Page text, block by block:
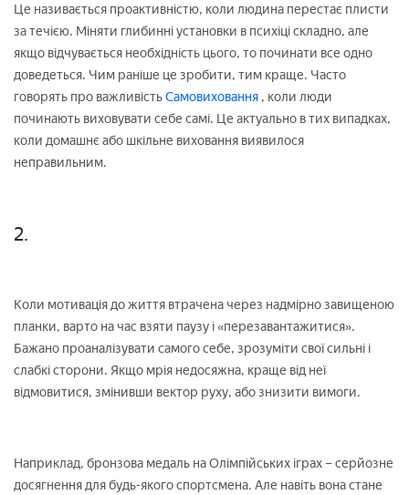
Це називається проактивністю, коли людина перестає плисти
за течією. Міняти глибинні установки в психіці складно, але
якщо відчувається необхідність цього, то починати все одно
доведеться. Чим раніше це зробити, тим краще. Часто
говорять про важливістьСамовиховання , коли люди
починають виховувати себе самі. Це актуально в тих випадках,
коли домашнє або шкільне виховання виявилося
неправильним.
2.
Коли мотивація до життя втрачена через надмірно завищеною
планки, варто на час взяти паузу і «перезавантажитися».
Бажано проаналізувати самого себе, зрозуміти свої сильні і
слабкі сторони. Якщо мрія недосяжна, краще від неї
відмовитися, змінивши вектор руху, або знизити вимоги.
Наприклад, бронзова медаль на Олімпійських іграх – серйозне
досягнення для будь-якого спортсмена. Але навіть вона стане